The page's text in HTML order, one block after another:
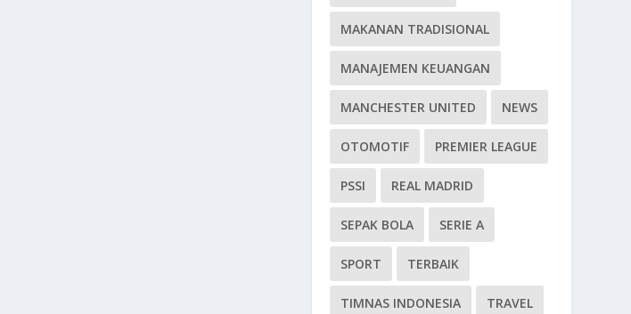
MAKANAN TRADISIONAL
MANAJEMEN KEUANGAN
MANCHESTER UNITED NEWS
OTOMOTIF PREMIER LEAGUE
PSSI REAL MADRID
SEPAK BOLA SERIE A
SPORT TERBAIK
TIMNAS INDONESIA TRAVEL